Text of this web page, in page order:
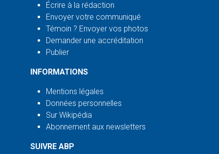
Écrire à la rédaction
Envoyer votre communiqué
Témoin ? Envoyer vos photos
Demander une accréditation
Publier
INFORMATIONS
Mentions légales
Données personnelles
Sur Wikipédia
Abonnement aux newsletters
SUIVRE ABP